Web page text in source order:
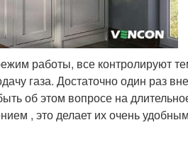
работы, все контролируют
газа. Достаточно один раз
об этом вопросе на
, это делает их очень